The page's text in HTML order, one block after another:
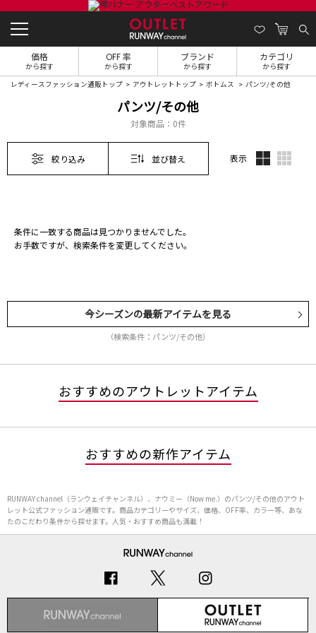
価格
から探す
OFF 率
から探す
ブランド
から探す
カテゴリ
から探す
レディースファッション通販トップ アウトレットトップ ボトムス パンツ/その他
パンツ/その他
対象商品： 0件
絞り込み 並び替え 表示
条件に一致する商品は見つかりませんでした。
お手数ですが、検索条件を変更してください。
今シーズンの最新アイテムを見る
（検索条件：パンツ/その他）
おすすめのアウトレットアイテム
おすすめの新作アイテム
RUNWAY channel（ランウェイチャンネル）、ナウミー（Now me.）のパンツ/その他のアウト
レット公式ファッション通販です。商品カテゴリーやサイズ、価格、OFF率、カラー等、あな
たのこだわり条件から探せます。人気・おすすめ商品も満載！